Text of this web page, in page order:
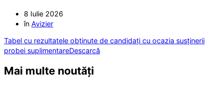
8 Iulie 2026
în Avizier
Tabel cu rezultatele obţinute de candidați cu ocazia susținerii
probei suplimentareDescarcă
Mai multe noutăți